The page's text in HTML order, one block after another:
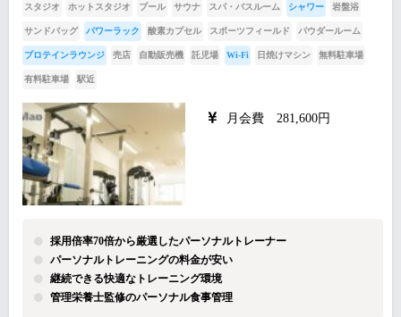
スタジオ ホットスタジオ プール サウナ スパ・バスルーム シャワー 岩盤浴
サンドバッグ パワーラック 酸素カプセル スポーツフィールド パウダールーム
プロテインラウンジ 売店 自動販売機 託児場 Wi-Fi 日焼けマシン 無料駐車場
有料駐車場 駅近
月会費 281,600円
採用倍率70倍から厳選したパーソナルトレーナー
パーソナルトレーニングの料金が安い
継続できる快適なトレーニング環境
管理栄養士監修のパーソナル食事管理